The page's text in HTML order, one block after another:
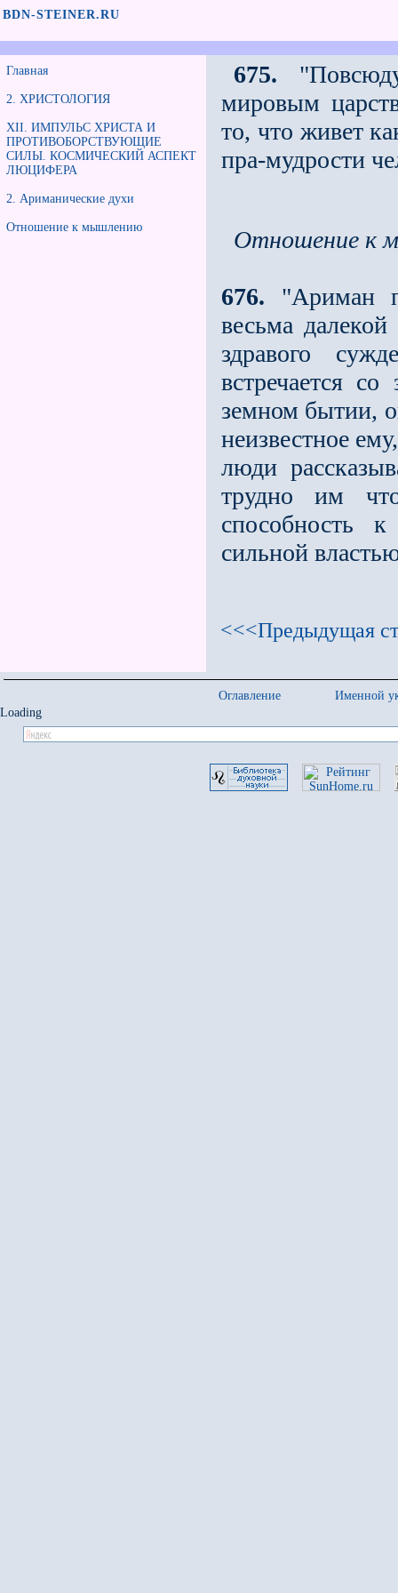
BDN-STEINER.RU
Главная
2. ХРИСТОЛОГИЯ
XII. ИМПУЛЬС ХРИСТА И
ПРОТИВОБОРСТВУЮЩИЕ
СИЛЫ. КОСМИЧЕСКИЙ АСПЕКТ
ЛЮЦИФЕРА
2. Ариманические духи
Отношение к мышлению
675.
мировым
то, что живет
пра-мудрости
Отношение к
676. "Ариман
весьма
здравого
встречается
земном бытии,
неизвестное
люди
трудно им
способность
сильной
<<<Предыдущая
Оглавление
Именной
Loading